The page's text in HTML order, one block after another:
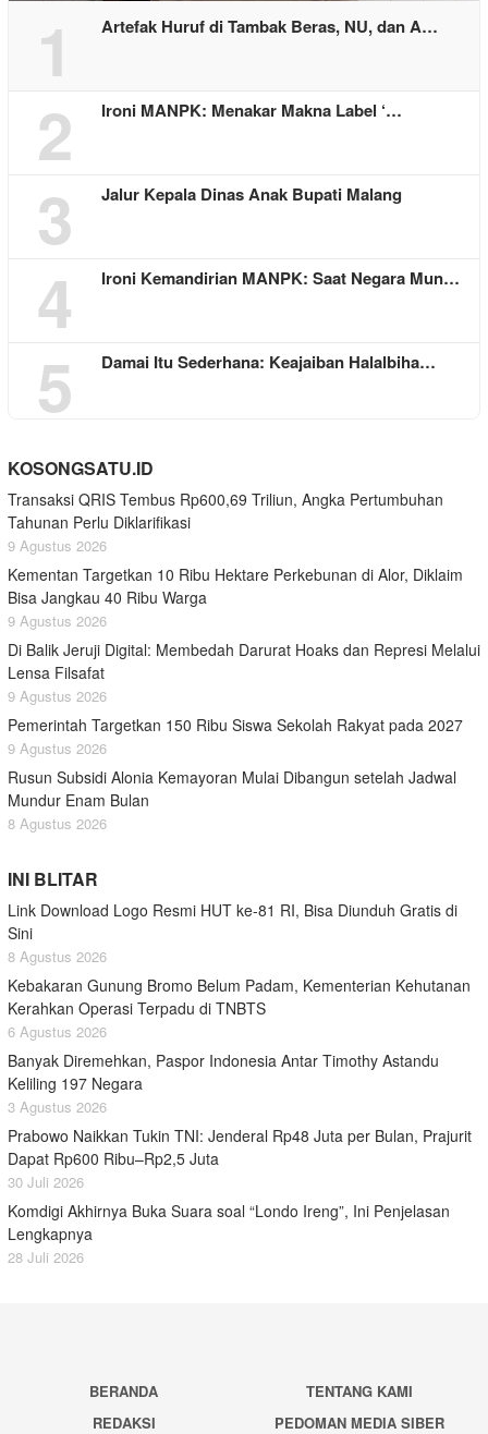
1 Artefak Huruf di Tambak Beras, NU, dan A…
2 Ironi MANPK: Menakar Makna Label ‘…
3 Jalur Kepala Dinas Anak Bupati Malang
4 Ironi Kemandirian MANPK: Saat Negara Mun…
5 Damai Itu Sederhana: Keajaiban Halalbiha…
KOSONGSATU.ID
Transaksi QRIS Tembus Rp600,69 Triliun, Angka Pertumbuhan
Tahunan Perlu Diklarifikasi
9 Agustus 2026
Kementan Targetkan 10 Ribu Hektare Perkebunan di Alor, Diklaim
Bisa Jangkau 40 Ribu Warga
9 Agustus 2026
Di Balik Jeruji Digital: Membedah Darurat Hoaks dan Represi Melalui
Lensa Filsafat
9 Agustus 2026
Pemerintah Targetkan 150 Ribu Siswa Sekolah Rakyat pada 2027
9 Agustus 2026
Rusun Subsidi Alonia Kemayoran Mulai Dibangun setelah Jadwal
Mundur Enam Bulan
8 Agustus 2026
INI BLITAR
Link Download Logo Resmi HUT ke-81 RI, Bisa Diunduh Gratis di
Sini
8 Agustus 2026
Kebakaran Gunung Bromo Belum Padam, Kementerian Kehutanan
Kerahkan Operasi Terpadu di TNBTS
6 Agustus 2026
Banyak Diremehkan, Paspor Indonesia Antar Timothy Astandu
Keliling 197 Negara
3 Agustus 2026
Prabowo Naikkan Tukin TNI: Jenderal Rp48 Juta per Bulan, Prajurit
Dapat Rp600 Ribu–Rp2,5 Juta
30 Juli 2026
Komdigi Akhirnya Buka Suara soal “Londo Ireng”, Ini Penjelasan
Lengkapnya
28 Juli 2026
BERANDA
TENTANG KAMI
REDAKSI
PEDOMAN MEDIA SIBER